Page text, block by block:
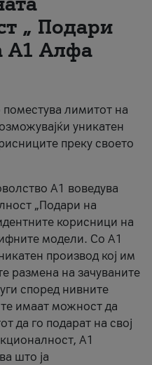
„ Подари
А1 Алфа
лимитот на
уникатен
преку своето
А1 воведува
„Подари на
корисници на
модели. Со A1
производ кој им
размена на зачуваните
според нивните
имаат можност да
да го подарат на свој
А1
што ја